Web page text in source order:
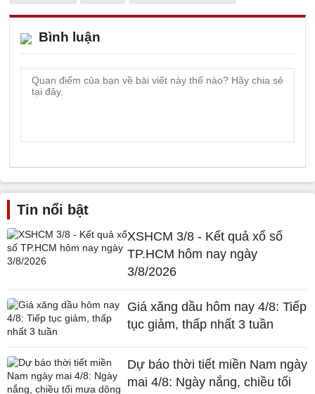
Bình luận
Tin nổi bật
XSHCM 3/8 - Kết quả xổ số
TP.HCM hôm nay ngày
3/8/2026
Giá xăng dầu hôm nay 4/8: Tiếp
tục giảm, thấp nhất 3 tuần
Dự báo thời tiết miền Nam ngày
mai 4/8: Ngày nắng, chiều tối